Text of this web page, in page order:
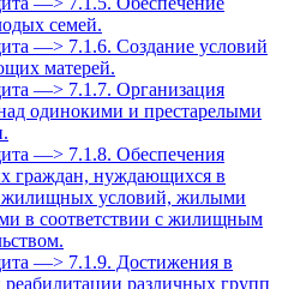
семей.
—> 7.1.6. Создание условий
матерей.
—> 7.1.7. Организация
одинокими и престарелыми
—> 7.1.8. Обеспечения
граждан, нуждающихся в
условий, жилыми
в соответствии с жилищным
—> 7.1.9. Достижения в
реабилитации различных групп